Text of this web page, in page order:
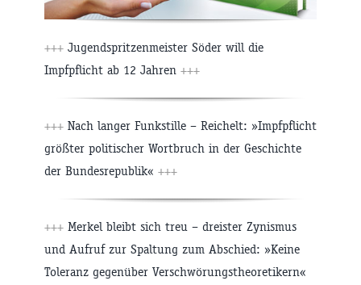
+++ Jugendspritzenmeister Söder will die
Impfpflicht ab 12 Jahren +++
+++ Nach langer Funkstille – Reichelt: »Impfpflicht
größter politischer Wortbruch in der Geschichte
der Bundesrepublik« +++
+++ Merkel bleibt sich treu – dreister Zynismus
und Aufruf zur Spaltung zum Abschied: »Keine
Toleranz gegenüber Verschwörungstheoretikern«